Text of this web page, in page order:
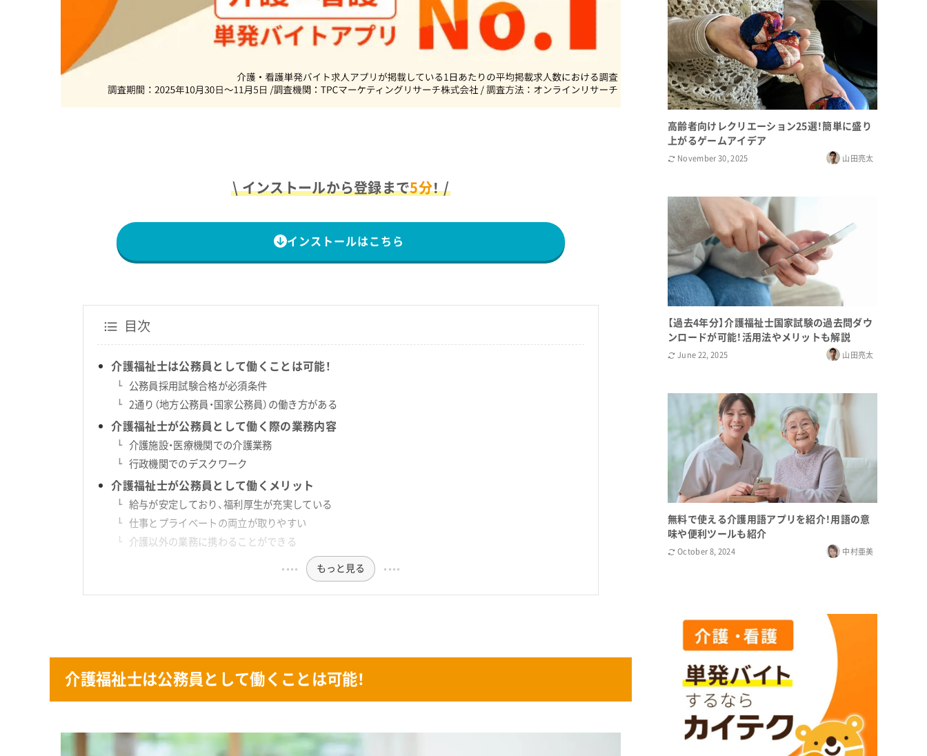
\ インストールから登録まで5分！ /
インストールはこちら
目次
介護福祉士は公務員として働くことは可能！
公務員採用試験合格が必須条件
2通り（地方公務員・国家公務員）の働き方がある
介護福祉士が公務員として働く際の業務内容
介護施設・医療機関での介護業務
行政機関でのデスクワーク
介護福祉士が公務員として働くメリット
給与が安定しており、福利厚生が充実している
仕事とプライベートの両立が取りやすい
介護以外の業務に携わることができる
もっと見る
介護福祉士は公務員として働くことは可能！
高齢者向けレクリエーション25選！簡単に盛り
上がるゲームアイデア
November 30, 2025 山田亮太
【過去4年分】介護福祉士国家試験の過去問ダウ
ンロードが可能！活用法やメリットも解説
June 22, 2025 山田亮太
無料で使える介護用語アプリを紹介！用語の意
味や便利ツールも紹介
October 8, 2024 中村亜美